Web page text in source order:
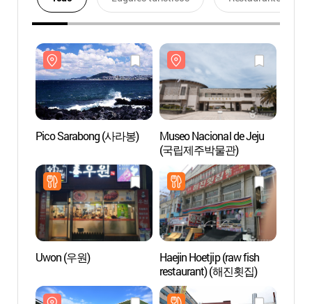
Pico Sarabong (사라봉)
Museo Nacional de Jeju
(국립제주박물관)
Uwon (우원)
Haejin Hoetjip (raw fish
restaurant) (해진횟집)